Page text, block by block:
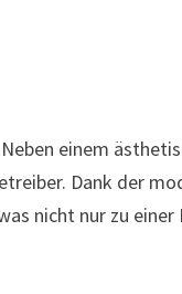
einem
Dank der
nicht nur zu einer